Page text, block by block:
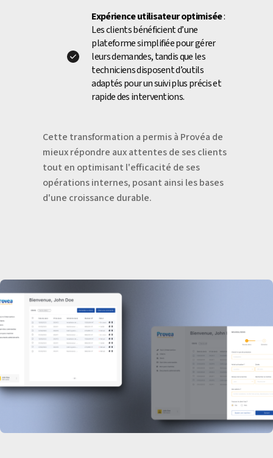
Expérience utilisateur optimisée:
Les clients bénéficient d’une
plateforme simplifiée pour gérer
leurs demandes, tandis que les
techniciens disposent d’outils
adaptés pour un suivi plus précis et
rapide des interventions.
Cette transformation a permis à Provéa de
mieux répondre aux attentes de ses clients
tout en optimisant l'efficacité de ses
opérations internes, posant ainsi les bases
d'une croissance durable.